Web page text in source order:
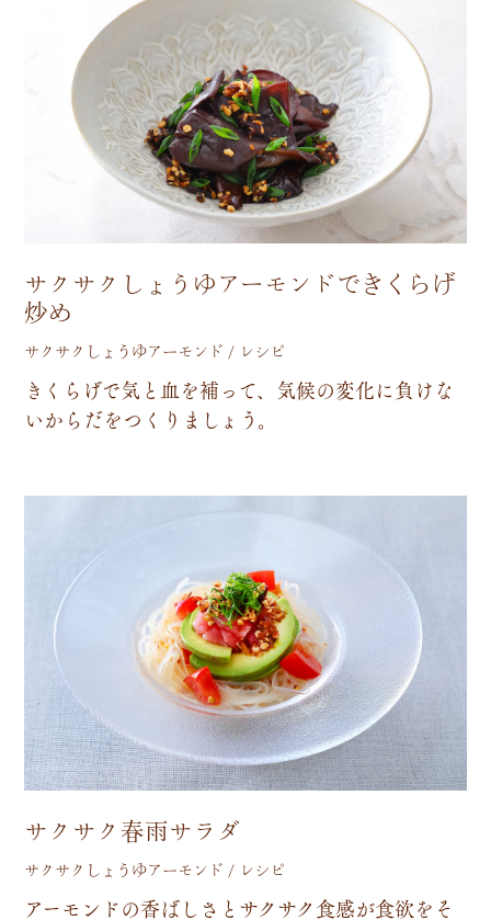
サクサクしょうゆアーモンドできくらげ
炒め
サクサクしょうゆアーモンド / レシピ
き く ら げで気 と血を補っ て、 気候の変化に負け な
いか ら だをつ く り ま し ょ う。
サクサク春雨サラダ
サクサクしょうゆアーモンド / レシピ
アーモ ン ドの香ばし さ と サクサク食感が食欲を そ